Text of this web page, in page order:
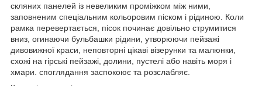
скляних панелей із невеликим проміжком між ними,
заповненим спеціальним кольоровим піском і рідиною. Коли
рамка перевертається, пісок починає довільно струмитися
вниз, огинаючи бульбашки рідини, утворюючи пейзажі
дивовижної краси, неповторні цікаві візерунки та малюнки,
схожі на гірські пейзажі, долини, пустелі або навіть моря і
хмари. споглядання заспокоює та розслабляє.